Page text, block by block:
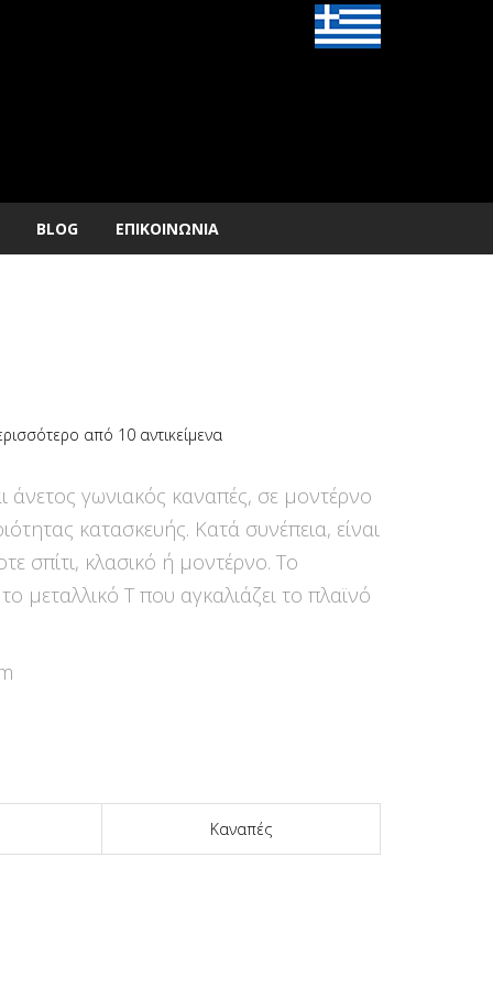
BLOG ΕΠΙΚΟΙΝΩΝΙΑ
από 10 αντικείμενα
άνετος γωνιακός καναπές, σε μοντέρνο
κατασκευής. Κατά συνέπεια, είναι
σπίτι, κλασικό ή μοντέρνο. Το
μεταλλικό Τ που αγκαλιάζει το πλαϊνό
Καναπές